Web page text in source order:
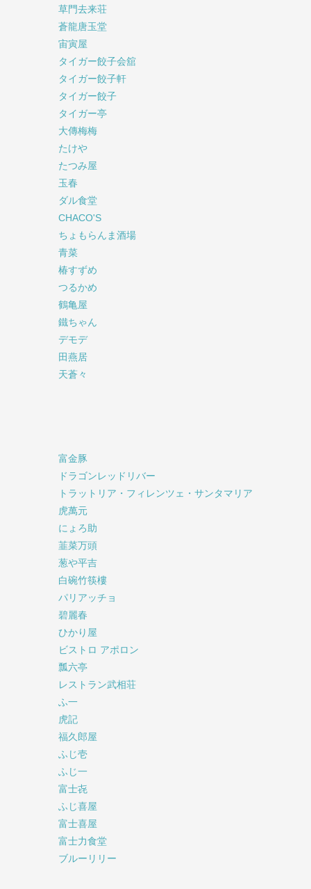
草門去来荘
蒼龍唐玉堂
宙寅屋
タイガー餃子会舘
タイガー餃子軒
タイガー餃子
タイガー亭
大傳梅梅
たけや
たつみ屋
玉春
ダル食堂
CHACO'S
ちょもらんま酒場
青菜
椿すずめ
つるかめ
鶴亀屋
鐵ちゃん
デモデ
田燕居
天蒼々
富金豚
ドラゴンレッドリバー
トラットリア・フィレンツェ・サンタマリア
虎萬元
にょろ助
韮菜万頭
葱や平吉
白碗竹筷樓
パリアッチョ
碧麗春
ひかり屋
ビストロ アポロン
瓢六亭
レストラン武相荘
ふ一
虎記
福久郎屋
ふじ壱
ふじ一
富士㐂
ふじ喜屋
富士喜屋
富士力食堂
ブルーリリー